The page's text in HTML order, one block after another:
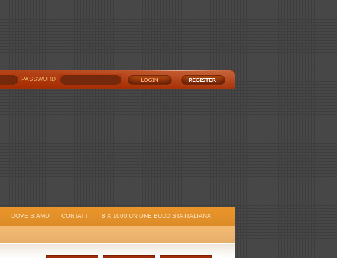
PASSWORD
DOVE SIAMO CONTATTI 8 X 1000 UNIONE BUDDISTA ITALIANA